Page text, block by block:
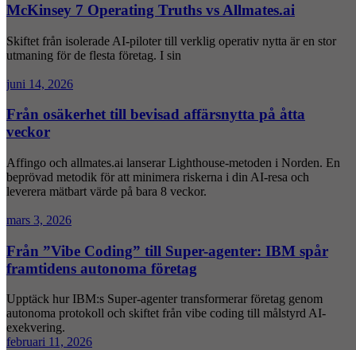
McKinsey 7 Operating Truths vs Allmates.ai
Skiftet från isolerade AI-piloter till verklig operativ nytta är en stor
utmaning för de flesta företag. I sin
juni 14, 2026
Från osäkerhet till bevisad affärsnytta på åtta
veckor
Affingo och allmates.ai lanserar Lighthouse-metoden i Norden. En
beprövad metodik för att minimera riskerna i din AI-resa och
leverera mätbart värde på bara 8 veckor.
mars 3, 2026
Från ”Vibe Coding” till Super-agenter: IBM spår
framtidens autonoma företag
Upptäck hur IBM:s Super-agenter transformerar företag genom
autonoma protokoll och skiftet från vibe coding till målstyrd AI-
exekvering.
februari 11, 2026